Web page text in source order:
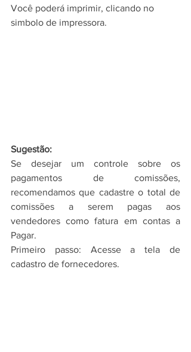
Você poderá imprimir, clicando no
simbolo de impressora.
Sugestão:
Se desejar um controle sobre os
pagamentos de comissões,
recomendamos que cadastre o total de
comissões a serem pagas aos
vendedores como fatura em contas a
Pagar.
Primeiro passo: Acesse a tela de
cadastro de fornecedores.